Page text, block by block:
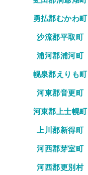
勇払郡むかわ町
沙流郡平取町
浦河郡浦河町
幌泉郡えりも町
河東郡音更町
河東郡上士幌町
上川郡新得町
河西郡芽室町
河西郡更別村